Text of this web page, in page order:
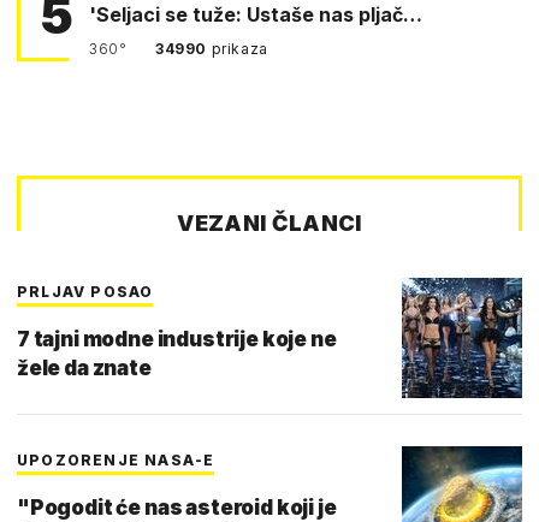
5 'Seljaci se tuže: Ustaše nas pljač…
360° 34990 prikaza
VEZANI ČLANCI
PRLJAV POSAO
7 tajni modne industrije koje ne
žele da znate
UPOZORENJE NASA-E
"Pogodit će nas asteroid koji je